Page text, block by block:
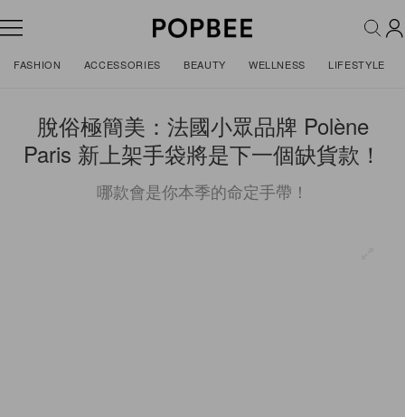
FASHION ACCESSORIES BEAUTY WELLNESS LIFESTYLE
脫俗極簡美：法國小眾品牌 Polène
Paris 新上架手袋將是下一個缺貨款！
哪款會是你本季的命定手帶！